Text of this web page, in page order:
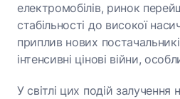
електромобілів, ринок
стабільності до високої
приплив нових
інтенсивні цінові війни,
У світлі цих подій залучення